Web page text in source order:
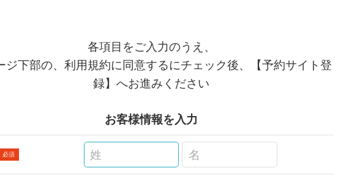
各項目をご入力のうえ、
ジ下部の、利用規約に同意するにチェック後、【予約サイト登
録】へお進みください
お客様情報を入力
必須